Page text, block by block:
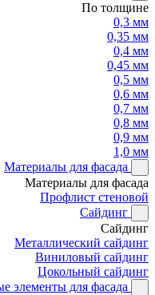
По толщине
0,3 мм
0,35 мм
0,4 мм
0,45 мм
0,5 мм
0,6 мм
0,7 мм
0,8 мм
0,9 мм
1,0 мм
Материалы для фасада
Материалы для фасада
Профлист стеновой
Сайдинг
Сайдинг
Металлический сайдинг
Виниловый сайдинг
Цокольный сайдинг
элементы для фасада